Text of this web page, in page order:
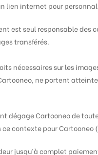
lien internet pour
est seul responsable des
transférés.
nécessaires sur les
ne portent
dégage Cartooneo de
contexte pour
jusqu’à complet